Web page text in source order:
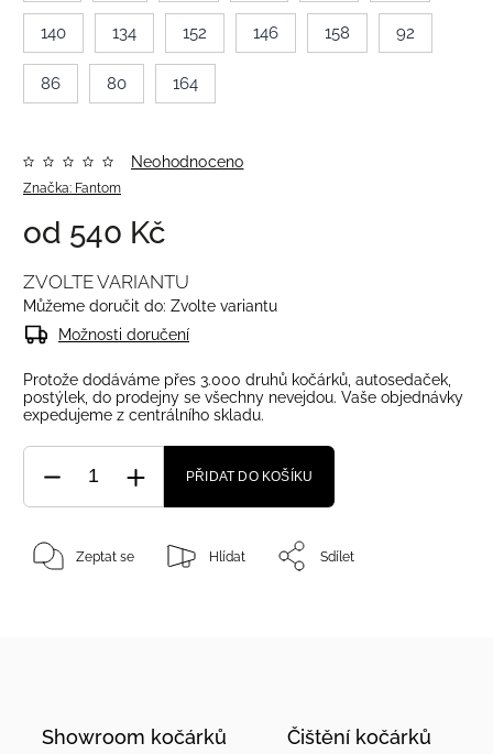
140 134 152 146 158 92
86 80 164
Značka: Fantom
Neohodnoceno
od 540 Kč
ZVOLTE VARIANTU
Můžeme doručit do: Zvolte variantu
Možnosti doručení
Protože dodáváme přes 3.000 druhů kočárků, autosedaček,
postýlek, do prodejny se všechny nevejdou. Vaše objednávky
expedujeme z centrálního skladu.
PŘIDAT DO KOŠÍKU
Zeptat se Hlídat Sdílet
Showroom kočárků Čištění kočárků